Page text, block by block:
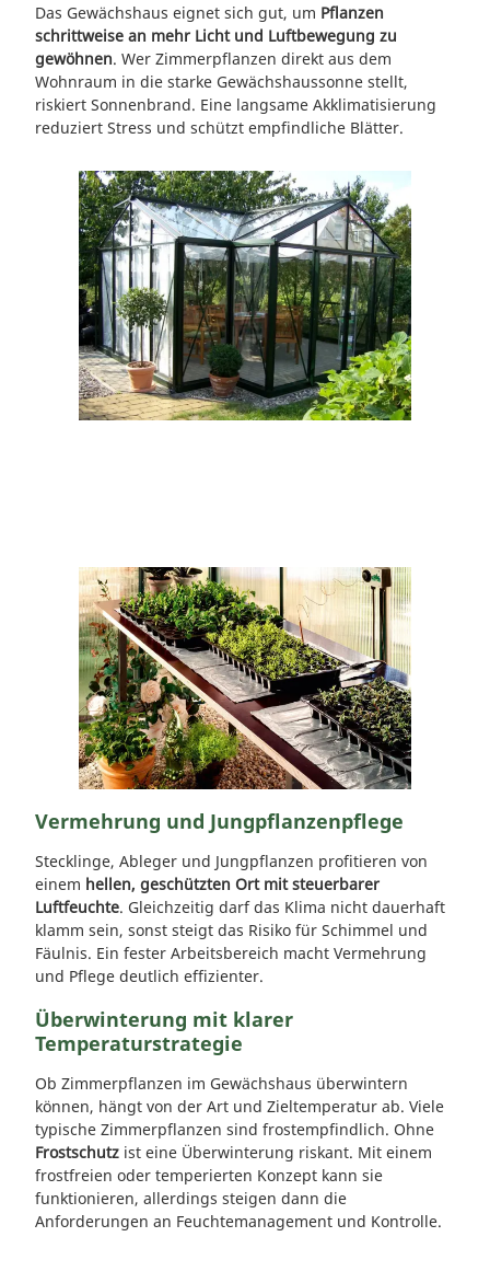
Das Gewächshaus eignet sich gut, um Pflanzen
schrittweise an mehr Licht und Luftbewegung zu
gewöhnen. Wer Zimmerpflanzen direkt aus dem
Wohnraum in die starke Gewächshaussonne stellt,
riskiert Sonnenbrand. Eine langsame Akklimatisierung
reduziert Stress und schützt empfindliche Blätter.
Vermehrung und Jungpflanzenpflege
Stecklinge, Ableger und Jungpflanzen profitieren von
einem hellen, geschützten Ort mit steuerbarer
Luftfeuchte. Gleichzeitig darf das Klima nicht dauerhaft
klamm sein, sonst steigt das Risiko für Schimmel und
Fäulnis. Ein fester Arbeitsbereich macht Vermehrung
und Pflege deutlich effizienter.
Überwinterung mit klarer
Temperaturstrategie
Ob Zimmerpflanzen im Gewächshaus überwintern
können, hängt von der Art und Zieltemperatur ab. Viele
typische Zimmerpflanzen sind frostempfindlich. Ohne
Frostschutz ist eine Überwinterung riskant. Mit einem
frostfreien oder temperierten Konzept kann sie
funktionieren, allerdings steigen dann die
Anforderungen an Feuchtemanagement und Kontrolle.